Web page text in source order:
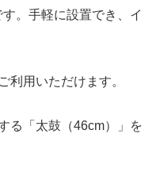
。手軽に設置でき、イ
利用いただけます。
る「太鼓（46cm）」を